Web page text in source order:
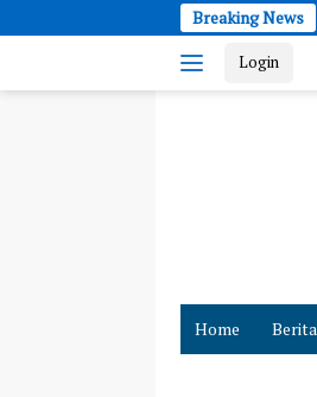
to
Breaking News
Login
Home Berita